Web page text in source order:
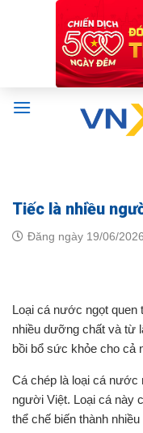
Tiếc là nhiều
Đăng ngày 19/06/
Loại cá nước ngọt quen
nhiều dưỡng chất và từ
bồi bổ sức khỏe cho cả
Cá chép là loại cá nước
người Việt. Loại cá này
thể chế biến thành